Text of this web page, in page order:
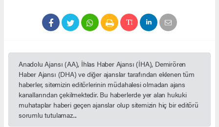
Anadolu Ajansı (AA), İhlas Haber Ajansı (İHA), Demirören
Haber Ajansı (DHA) ve diğer ajanslar tarafından eklenen tüm
haberler, sitemizin editörlerinin müdahalesi olmadan ajans
kanallarından çekilmektedir. Bu haberlerde yer alan hukuki
muhataplar haberi geçen ajanslar olup sitemizin hiç bir editörü
sorumlu tutulamaz...